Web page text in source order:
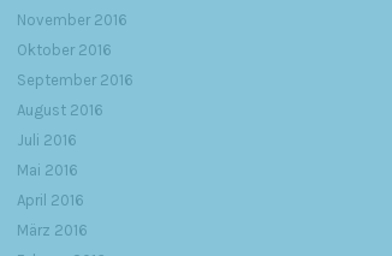
November 2016
Oktober 2016
September 2016
August 2016
Juli 2016
Mai 2016
April 2016
März 2016